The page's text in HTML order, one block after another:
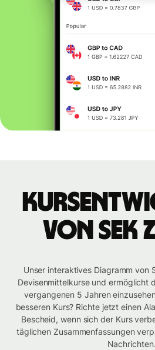
von SEK
Unser interaktives Diagramm von
Devisenmittelkurse und ermöglicht
vergangenen 5 Jahren
besseren Kurs? Richte jetzt einen
Bescheid, wenn sich der Kurs
täglichen Zusammenfassungen
Nachrichten.